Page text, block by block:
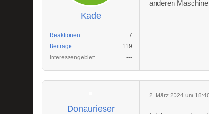
Kade
Reaktionen
7
Beiträge
119
Interessengebiet
---
anderen
Donaurieser
2. März 2024 um